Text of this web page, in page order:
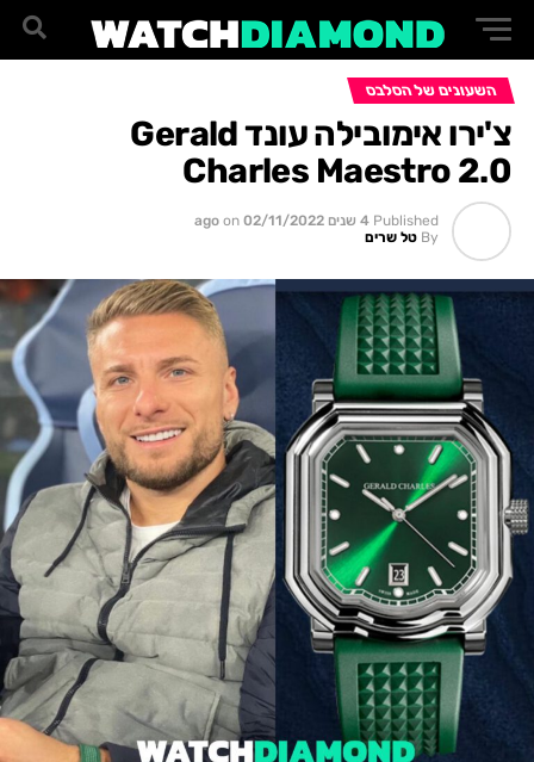
השעונים של הסלבס
צ'ירו אימובילה עונד Gerald
Charles Maestro 2.0
Published 4 שנים ago on 02/11/2022
By טל שרים